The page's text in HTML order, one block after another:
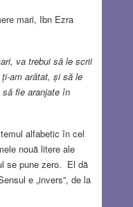
mari, Ibn Ezra
va trebui să le scrii
am arătat, și să le
fie aranjate în
alfabetic în cel
nouă litere ale
se pune zero. El dă
e „invers”, de la